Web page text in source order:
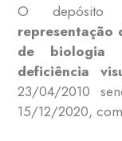
O depósito
representação
de biologia
deficiência
23/04/2010
15/12/2020,